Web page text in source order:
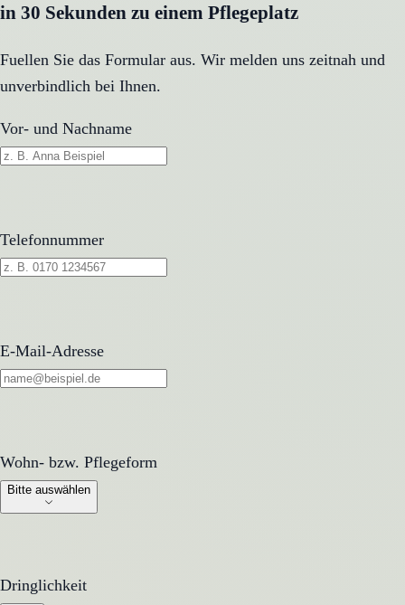
in 30 Sekunden zu einem Pflegeplatz
Fuellen Sie das Formular aus. Wir melden uns zeitnah und
unverbindlich bei Ihnen.
Vor- und Nachname
Telefonnummer
E-Mail-Adresse
Wohn- bzw. Pflegeform
Wohn- bzw. Pflegeform
Bitte auswählen
Dringlichkeit
Dringlichkeit